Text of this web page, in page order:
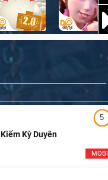
5
MOBI
Kỳ Duyên